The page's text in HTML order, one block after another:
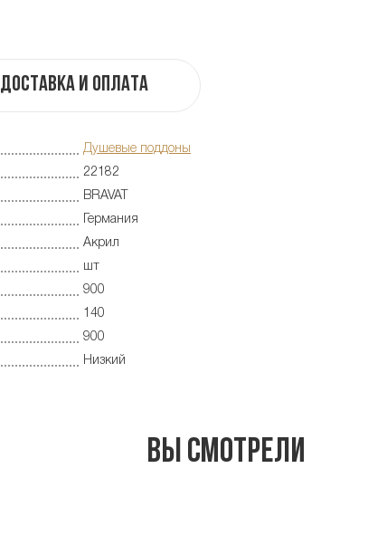
Доставка и оплата
Душевые поддоны
22182
BRAVAT
Германия
Акрил
шт
900
140
900
Низкий
Вы смотрели